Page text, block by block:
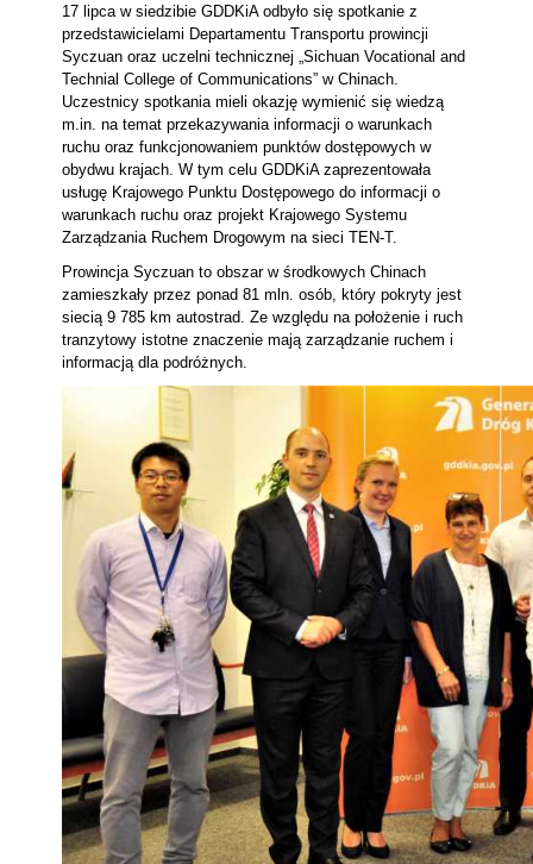
17 lipca w siedzibie GDDKiA odbyło się spotkanie z
przedstawicielami Departamentu Transportu prowincji
Syczuan oraz uczelni technicznej „Sichuan Vocational and
Technial College of Communications” w Chinach.
Uczestnicy spotkania mieli okazję wymienić się wiedzą
m.in. na temat przekazywania informacji o warunkach
ruchu oraz funkcjonowaniem punktów dostępowych w
obydwu krajach. W tym celu GDDKiA zaprezentowała
usługę Krajowego Punktu Dostępowego do informacji o
warunkach ruchu oraz projekt Krajowego Systemu
Zarządzania Ruchem Drogowym na sieci TEN-T.
Prowincja Syczuan to obszar w środkowych Chinach
zamieszkały przez ponad 81 mln. osób, który pokryty jest
siecią 9 785 km autostrad. Ze względu na położenie i ruch
tranzytowy istotne znaczenie mają zarządzanie ruchem i
informacją dla podróżnych.